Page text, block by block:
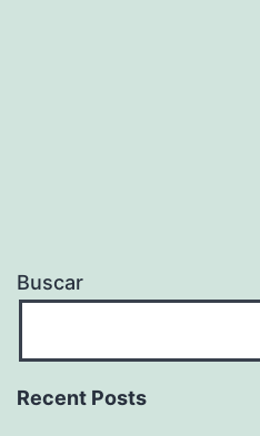
Buscar
Recent Posts